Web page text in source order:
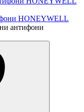
HONEYWELL
антифони